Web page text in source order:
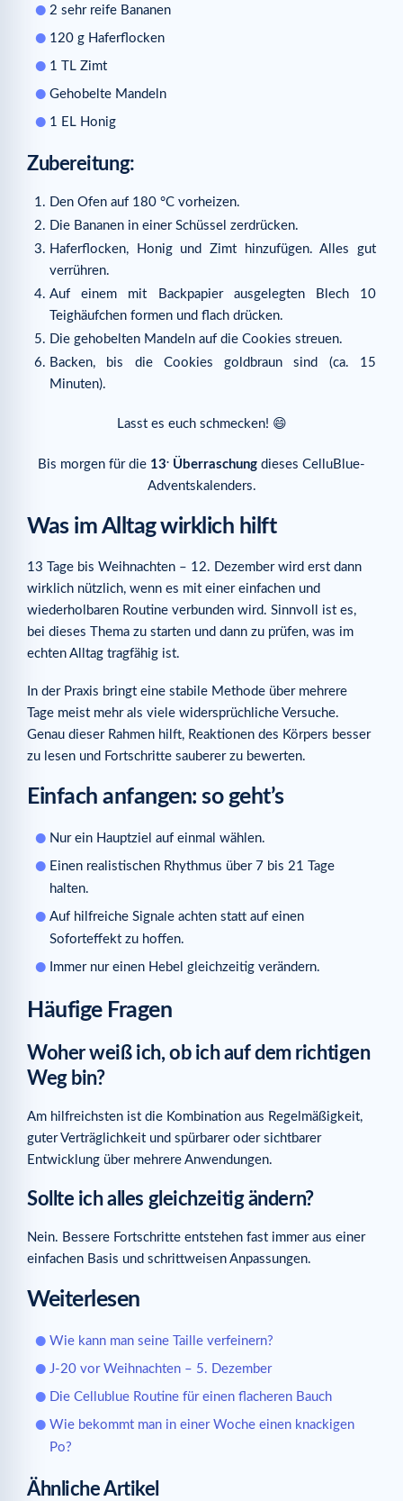
2 sehr reife Bananen
120 g Haferflocken
1 TL Zimt
Gehobelte Mandeln
1 EL Honig
Zubereitung:
Den Ofen auf 180 °C vorheizen.
Die Bananen in einer Schüssel zerdrücken.
Haferflocken, Honig und Zimt hinzufügen. Alles gut
verrühren.
Auf einem mit Backpapier ausgelegten Blech 10
Teighäufchen formen und flach drücken.
Die gehobelten Mandeln auf die Cookies streuen.
Backen, bis die Cookies goldbraun sind (ca. 15
Minuten).
Lasst es euch schmecken! 😄
Bis morgen für die 13. Überraschung dieses CelluBlue-
Adventskalenders.
Was im Alltag wirklich hilft
13 Tage bis Weihnachten – 12. Dezember wird erst dann
wirklich nützlich, wenn es mit einer einfachen und
wiederholbaren Routine verbunden wird. Sinnvoll ist es,
bei dieses Thema zu starten und dann zu prüfen, was im
echten Alltag tragfähig ist.
In der Praxis bringt eine stabile Methode über mehrere
Tage meist mehr als viele widersprüchliche Versuche.
Genau dieser Rahmen hilft, Reaktionen des Körpers besser
zu lesen und Fortschritte sauberer zu bewerten.
Einfach anfangen: so geht’s
Nur ein Hauptziel auf einmal wählen.
Einen realistischen Rhythmus über 7 bis 21 Tage
halten.
Auf hilfreiche Signale achten statt auf einen
Soforteffekt zu hoffen.
Immer nur einen Hebel gleichzeitig verändern.
Häufige Fragen
Woher weiß ich, ob ich auf dem richtigen
Weg bin?
Am hilfreichsten ist die Kombination aus Regelmäßigkeit,
guter Verträglichkeit und spürbarer oder sichtbarer
Entwicklung über mehrere Anwendungen.
Sollte ich alles gleichzeitig ändern?
Nein. Bessere Fortschritte entstehen fast immer aus einer
einfachen Basis und schrittweisen Anpassungen.
Weiterlesen
Wie kann man seine Taille verfeinern?
J-20 vor Weihnachten – 5. Dezember
Die Cellublue Routine für einen flacheren Bauch
Wie bekommt man in einer Woche einen knackigen
Po?
Ähnliche Artikel